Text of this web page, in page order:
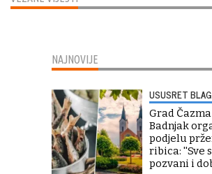
NAJNOVIJE
USUSRET
Grad
Badnjak
podjelu
ribica: ''Sve
pozvani i